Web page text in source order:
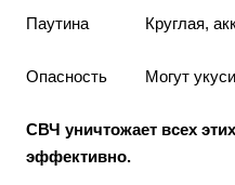
Паутина Круглая,
Опасность Могут
СВЧ уничтожает всех
эффективно.